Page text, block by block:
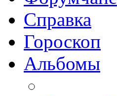
Справка
Гороскоп
Альбомы